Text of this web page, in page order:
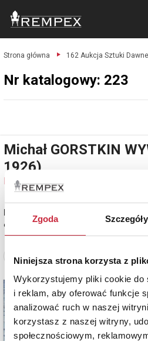
Zgoda Szczegóły
Niniejsza strona korzysta z
Wykorzystujemy pliki cookie do
i reklam, aby oferować funkcje
analizować ruch w naszej
korzystasz z naszej witryny,
społecznościowym,
Strona główna 162 Aukcja Sztuki
Nr katalogowy: 223
Michał GORSTKIN
1926)
Nr katalogowy: 223
olej, płótno, 80 x 120 cm; sygn. p. d.:
Zobacz pełne informacje